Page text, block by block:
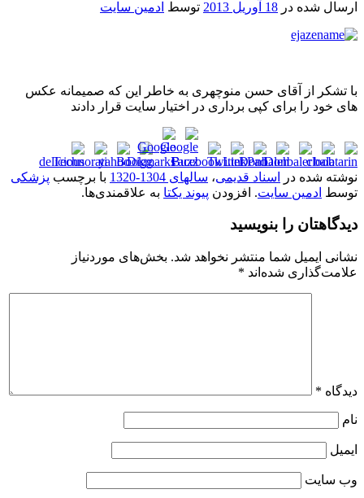
ارسال شده در 18 آوریل 2013 توسط ادمین سایت
با تشکر از آقای حسن منوچهری به خاطر این که صمیمانه عکس
های خود را برای کپی برداری در اختیار سایت قرار دادند
نوشته شده در اسناد قدیمی، سالهای 1304-1320 با برچسب پزشکی
توسط ادمین سایت. افزودن پیوند یکتا به علاقمندی‌ها.
دیدگاهتان را بنویسید
نشانی ایمیل شما منتشر نخواهد شد. بخش‌های موردنیاز
علامت‌گذاری شده‌اند *
دیدگاه *
نام
ایمیل
وب‌ سایت